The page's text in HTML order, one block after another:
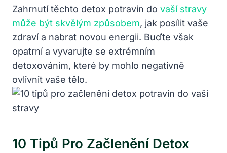
Zahrnutí těchto detox potravin do vaší stravy
může být skvělým způsobem, jak posílit vaše
zdraví a nabrat novou energii. Buďte však
opatrní a vyvarujte se extrémním
detoxováním, které by mohlo negativně
ovlivnit vaše tělo.
10 Tipů Pro Začlenění Detox